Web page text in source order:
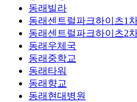
동래빌라
동래센트럴파크하이츠1
동래센트럴파크하이츠2
동래우체국
동래중학교
동래타워
동래향교
동래현대병원